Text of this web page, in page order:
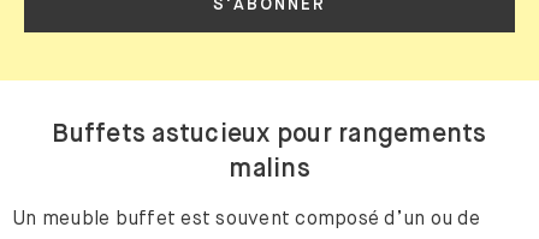
Buffets astucieux pour rangements
malins
Un meuble buffet est souvent composé d’un ou de